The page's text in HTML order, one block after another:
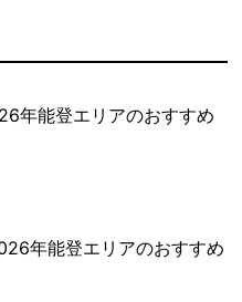
年能登エリアのおすすめ
年能登エリアのおすすめ